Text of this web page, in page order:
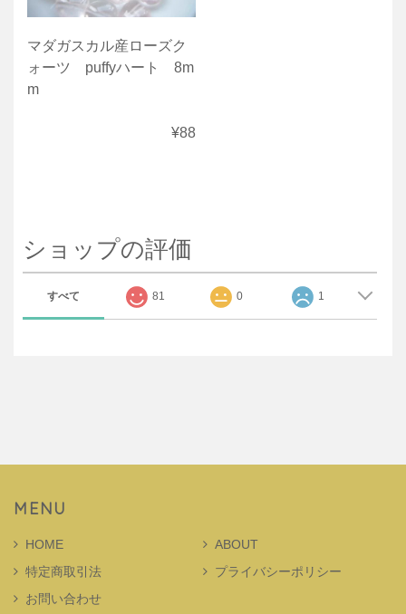
マダガスカル産ローズク
ォーツ puffyハート 8m
m
¥88
ショップの評価
すべて 81 0 1
MENU
HOME
ABOUT
特定商取引法
プライバシーポリシー
お問い合わせ